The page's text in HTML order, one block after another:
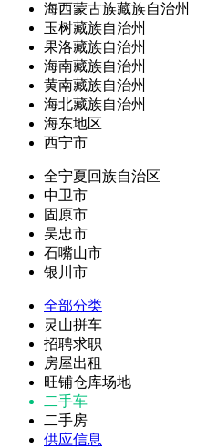
海西蒙古族藏族自治州
玉树藏族自治州
果洛藏族自治州
海南藏族自治州
黄南藏族自治州
海北藏族自治州
海东地区
西宁市
全宁夏回族自治区
中卫市
固原市
吴忠市
石嘴山市
银川市
全部分类
灵山拼车
招聘求职
房屋出租
旺铺仓库场地
二手车
二手房
供应信息